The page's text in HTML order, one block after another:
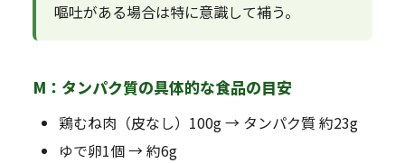
嘔吐がある場合は特に意識して補う。
M：タンパク質の具体的な食品の目安
鶏むね肉（皮なし）100g → タンパク質 約23g
ゆで卵1個 → 約6g